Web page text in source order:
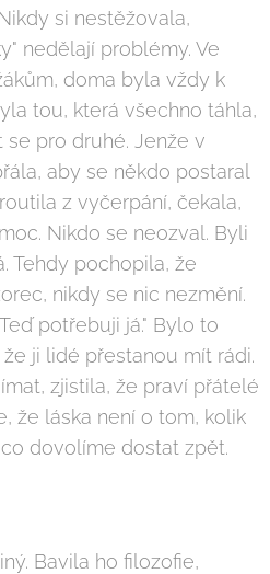
si nestěžovala,
nedělají problémy. Ve
doma byla vždy k
tou, která všechno táhla,
pro druhé. Jenže v
aby se někdo postaral
z vyčerpání, čekala,
Nikdo se neozval. Byli
Tehdy pochopila, že
nikdy se nic nezmění.
potřebuji já." Bylo to
ji lidé přestanou mít rádi.
zjistila, že praví přátelé
že láska není o tom, kolik
dovolíme dostat zpět.
Bavila ho filozofie,